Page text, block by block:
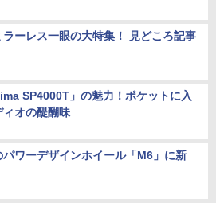
ラーレス一眼の大特集！ 見どころ記事
SP4000T」の魅力！ポケットに入
ィオの醍醐味
パワーデザインホイール「M6」に新